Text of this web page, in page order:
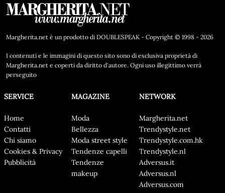
Margherita.net è un prodotto di DOUBLESPEAK - Copyright © 1998 - 2026
I contenuti e le immagini di questo sito sono di esclusiva proprietà di
Margherita.net e coperti da diritto d'autore. Ogni uso illegittimo verrà
perseguito
SERVICE
Home
Contatti
Chi siamo
Cookies & Privacy
Pubblicità
MAGAZINE
Moda
Bellezza
Moda street style
Tendenze capelli
Tendenze
makeup
NETWORK
Margherita.net
Trendystyle.net
Trendystyle.com.hk
Trendystyle.nl
Adversus.it
Adversus.nl
Adversus.com